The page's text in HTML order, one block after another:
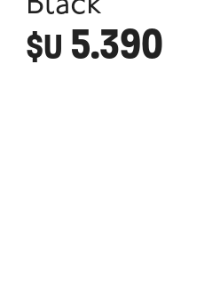
$U 5.390